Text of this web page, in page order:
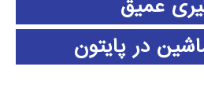
عمیق
در پایتون